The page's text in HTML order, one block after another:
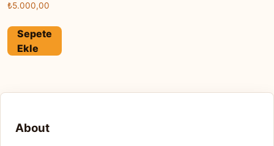
₺5.000,00
Sepete
Ekle
About